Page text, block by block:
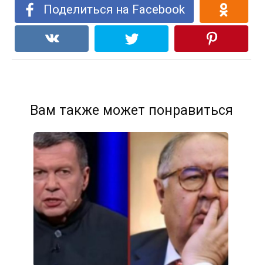
Поделиться на Facebook
Вам также может понравиться